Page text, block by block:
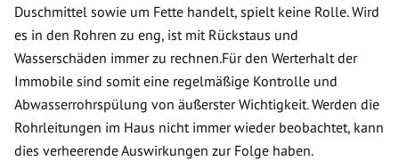
Duschmittel sowie um Fette handelt, spielt keine Rolle. Wird
es in den Rohren zu eng, ist mit Rückstaus und
Wasserschäden immer zu rechnen.Für den Werterhalt der
Immobile sind somit eine regelmäßige Kontrolle und
Abwasserrohrspülung von äußerster Wichtigkeit. Werden die
Rohrleitungen im Haus nicht immer wieder beobachtet, kann
dies verheerende Auswirkungen zur Folge haben.